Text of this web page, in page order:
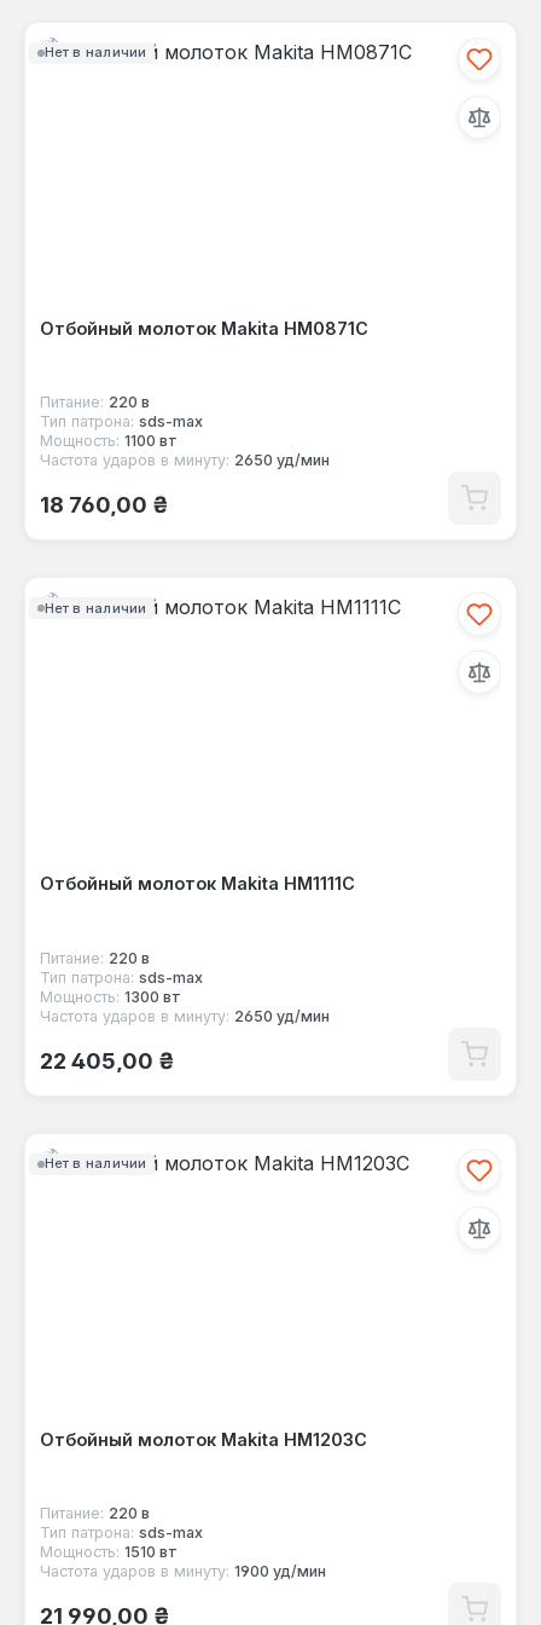
Нет в наличии
Отбойный молоток Makita HM0871C
Питание: 220 в
Тип патрона: sds-max
Мощность: 1100 вт
Частота ударов в минуту: 2650 уд/мин
Обычная цена:
18 760,00 ₴
Нет в наличии
Отбойный молоток Makita HM1111C
Питание: 220 в
Тип патрона: sds-max
Мощность: 1300 вт
Частота ударов в минуту: 2650 уд/мин
Обычная цена:
22 405,00 ₴
Нет в наличии
Отбойный молоток Makita HM1203C
Питание: 220 в
Тип патрона: sds-max
Мощность: 1510 вт
Частота ударов в минуту: 1900 уд/мин
Обычная цена:
21 990,00 ₴